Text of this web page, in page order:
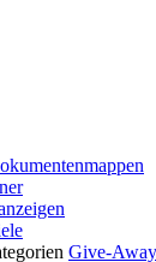
Give-